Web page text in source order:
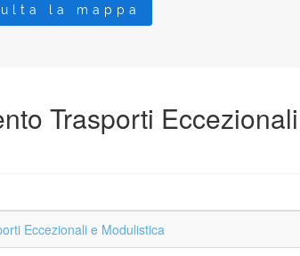
la mappa
Trasporti
Eccezionali e Modulistica